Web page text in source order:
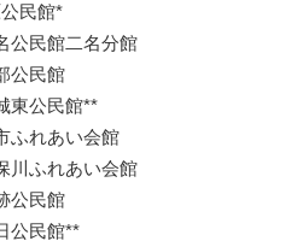
民館*
公民館二名分館
公民館
東公民館**
ふれあい会館
川ふれあい会館
公民館
公民館**